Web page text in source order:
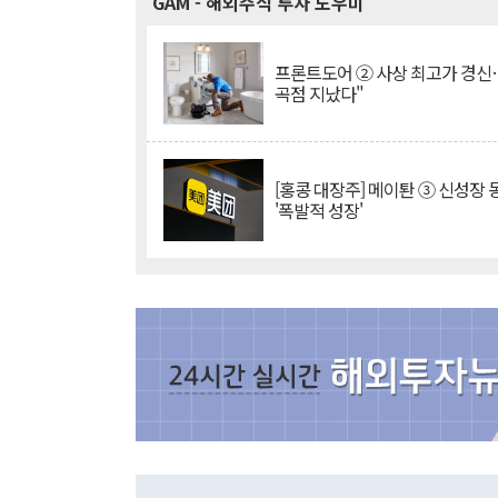
프론트도어 ② 사상 최고가 경
곡점 지났다"
[홍콩 대장주] 메이퇀 ③ 신성장
'폭발적 성장'